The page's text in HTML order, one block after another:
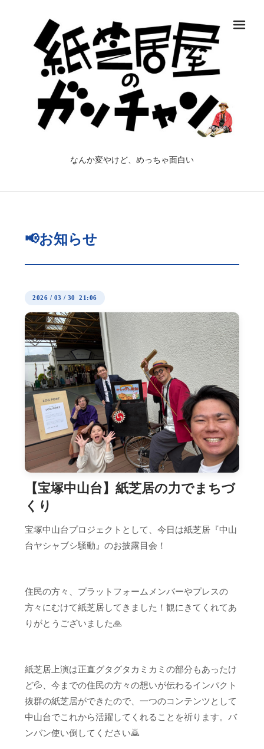
なんか変やけど、めっちゃ面白い
📢お知らせ
2026 / 03 / 30 21:06
【宝塚中山台】紙芝居の力でまちづ
くり
宝塚中山台プロジェクトとして、今日は紙芝居『中山
台ヤシャブシ騒動』のお披露目会！
住民の方々、プラットフォームメンバーやプレスの
方々にむけて紙芝居してきました！観にきてくれてあ
りがとうございました🙏
紙芝居上演は正直グタグタカミカミの部分もあったけ
ど💦、今までの住民の方々の想いが伝わるインパクト
抜群の紙芝居ができたので、一つのコンテンツとして
中山台でこれから活躍してくれることを祈ります。バ
ンバン使い倒してください🙇